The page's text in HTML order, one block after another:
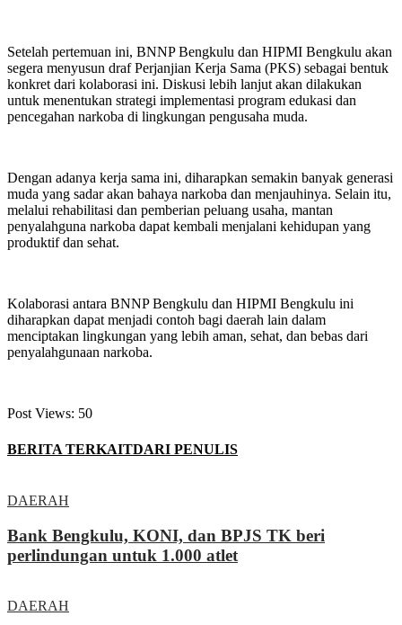
‎Setelah pertemuan ini, BNNP Bengkulu dan HIPMI Bengkulu akan
segera menyusun draf Perjanjian Kerja Sama (PKS) sebagai bentuk
konkret dari kolaborasi ini. Diskusi lebih lanjut akan dilakukan
untuk menentukan strategi implementasi program edukasi dan
pencegahan narkoba di lingkungan pengusaha muda.
‎Dengan adanya kerja sama ini, diharapkan semakin banyak generasi
muda yang sadar akan bahaya narkoba dan menjauhinya. Selain itu,
melalui rehabilitasi dan pemberian peluang usaha, mantan
penyalahguna narkoba dapat kembali menjalani kehidupan yang
produktif dan sehat.
‎Kolaborasi antara BNNP Bengkulu dan HIPMI Bengkulu ini
diharapkan dapat menjadi contoh bagi daerah lain dalam
menciptakan lingkungan yang lebih aman, sehat, dan bebas dari
penyalahgunaan narkoba.
Post Views: 50
BERITA TERKAITDARI PENULIS
DAERAH
Bank Bengkulu, KONI, dan BPJS TK beri
perlindungan untuk 1.000 atlet
DAERAH